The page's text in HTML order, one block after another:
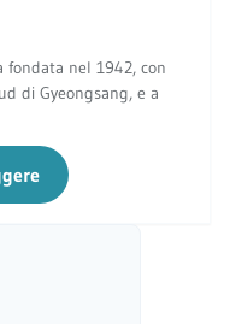
fondata nel 1942, con
di Gyeongsang, e a